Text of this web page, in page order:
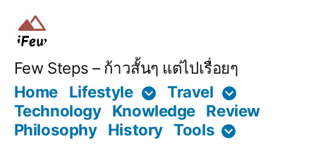
Few Steps – ก้าวสั้นๆ แต่ไปเรื่อยๆ
Home
Lifestyle
Travel
Technology
Knowledge Review
Philosophy
History Tools